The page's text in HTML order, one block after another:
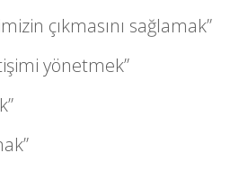
çıkmasını sağlamak”
yönetmek”